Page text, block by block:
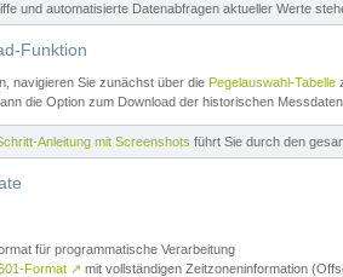
und automatisierte Datenabfragen aktueller Werte
Funktion
navigieren Sie zunächst über die Pegelauswahl-Tabelle
die Option zum Download der historischen
Anleitung mit Screenshots führt Sie durch den
für programmatische Verarbeitung
Format ↗ mit vollständigen Zeitzoneninformation